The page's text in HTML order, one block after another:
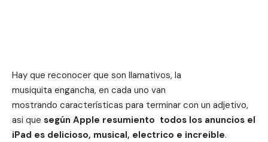
Hay que reconocer que son llamativos, la
musiquita engancha, en cada uno van
mostrando características para terminar con un adjetivo,
asi que según Apple resumiento todos los anuncios el
iPad es delicioso, musical, electrico e increible.